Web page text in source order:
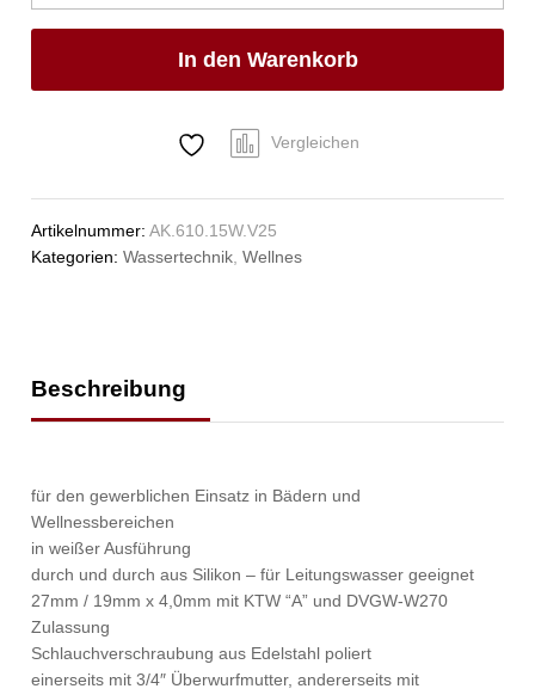
Garnitur
3/4"
27mm
In den Warenkorb
Vergleichen
Artikelnummer:AK.610.15W.V25
Kategorien:Wassertechnik,Wellnes
Beschreibung
für den gewerblichen Einsatz in Bädern und
Wellnessbereichen
in weißer Ausführung
durch und durch aus Silikon – für Leitungswasser geeignet
27mm / 19mm x 4,0mm mit KTW “A” und DVGW-W270
Zulassung
Schlauchverschraubung aus Edelstahl poliert
einerseits mit 3/4″ Überwurfmutter, andererseits mit